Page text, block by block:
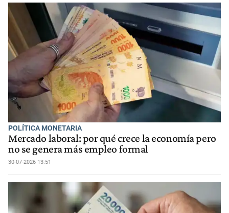
POLÍTICA MONETARIA
Mercado laboral: por qué crece la economía pero
no se genera más empleo formal
30-07-2026 13:51